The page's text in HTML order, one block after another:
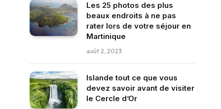
Les 25 photos des plus
beaux endroits à ne pas
rater lors de votre séjour en
Martinique
août 2, 2023
Islande tout ce que vous
devez savoir avant de visiter
le Cercle d’Or